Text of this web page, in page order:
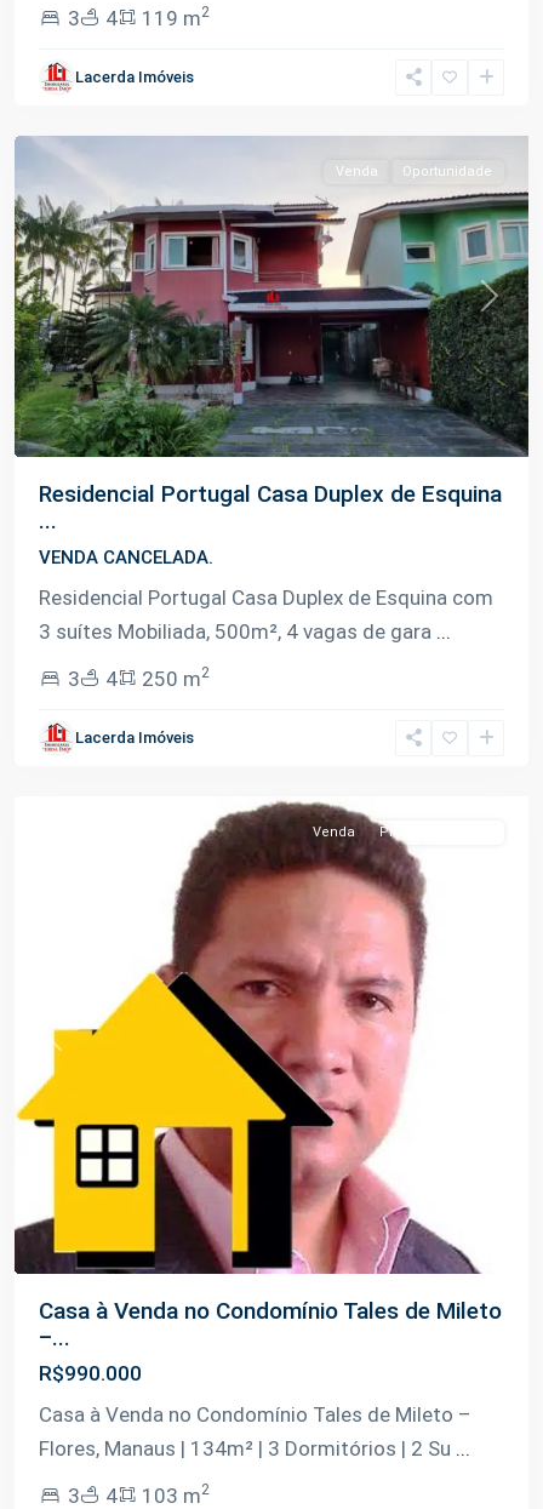
3
4 119 m2
Lacerda Imóveis
Flores,
Previous Next
Venda Oportunidade
Residencial Portugal Casa Duplex de Esquina
...
VENDA CANCELADA.
Residencial Portugal Casa Duplex de Esquina com
3 suítes Mobiliada, 500m², 4 vagas de gara ...
3
4 250 m2
Lacerda Imóveis
Flores,
Previous
Venda Pronto Pra Morar
Casa à Venda no Condomínio Tales de Mileto
–...
R$990.000
Casa à Venda no Condomínio Tales de Mileto –
Flores, Manaus | 134m² | 3 Dormitórios | 2 Su ...
3
4 103 m2